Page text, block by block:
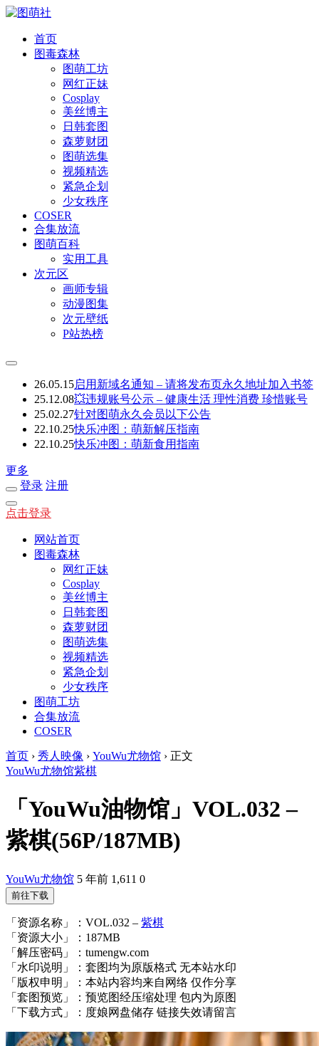
首页
图毒森林
图萌工坊
网红正妹
Cosplay
美丝博主
日韩套图
森萝财团
图萌选集
视频精选
紧急企划
少女秩序
COSER
合集放流
图萌百科
实用工具
次元区
画师专辑
动漫图集
次元壁纸
P站热榜
26.05.15启用新域名通知 – 请将发布页永久地址加入书签
25.12.08💥违规账号公示 – 健康生活 理性消费 珍惜账号
25.02.27针对图萌永久会员以下公告
22.10.25快乐冲图：萌新解压指南
22.10.25快乐冲图：萌新食用指南
更多
登录 注册
点击登录
网站首页
图毒森林
网红正妹
Cosplay
美丝博主
日韩套图
森萝财团
图萌选集
视频精选
紧急企划
少女秩序
图萌工坊
合集放流
COSER
首页 › 秀人映像 › YouWu尤物馆 › 正文
YouWu尤物馆紫棋
「YouWu油物馆」VOL.032 –
紫棋(56P/187MB)
YouWu尤物馆 5 年前 1,611 0
前往下载
「资源名称」：VOL.032 – 紫棋
「资源大小」：187MB
「解压密码」：tumengw.com
「水印说明」：套图均为原版格式 无本站水印
「版权申明」：本站内容均来自网络 仅作分享
「套图预览」：预览图经压缩处理 包内为原图
「下载方式」：度娘网盘储存 链接失效请留言